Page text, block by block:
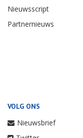
Nieuwsscript
Partnernieuws
VOLG ONS
Nieuwsbrief